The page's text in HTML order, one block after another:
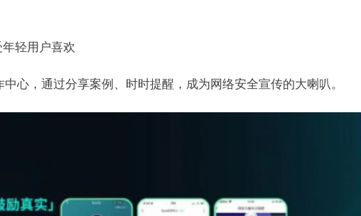
轻用户喜欢
，通过分享案例、时时提醒，成为网络安全宣传的大喇叭。